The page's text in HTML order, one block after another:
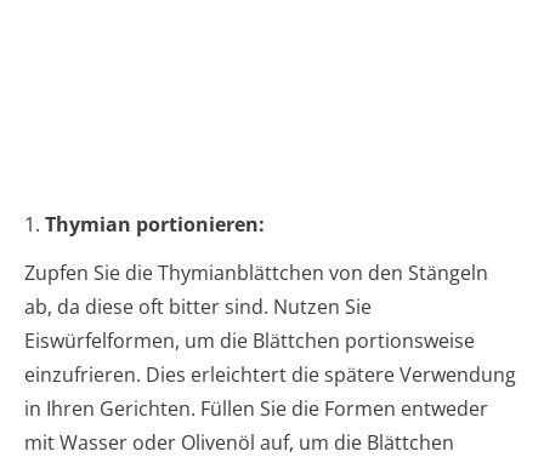
1. Thymian portionieren:
Zupfen Sie die Thymianblättchen von den Stängeln
ab, da diese oft bitter sind. Nutzen Sie
Eiswürfelformen, um die Blättchen portionsweise
einzufrieren. Dies erleichtert die spätere Verwendung
in Ihren Gerichten. Füllen Sie die Formen entweder
mit Wasser oder Olivenöl auf, um die Blättchen